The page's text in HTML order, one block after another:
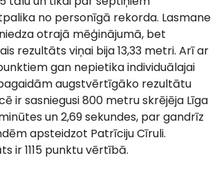
no personīgā rekorda. Lasmane
otrajā mēģinājumā, bet
rezultāts viņai bija 13,33 metri. Arī ar
gan nepietika individuālajai
augstvērtīgāko rezultātu
ir sasniegusi 800 metru skrējēja Līga
un 2,69 sekundes, par gandrīz
apsteidzot Patrīciju Cīruli.
ir 1115 punktu vērtībā.